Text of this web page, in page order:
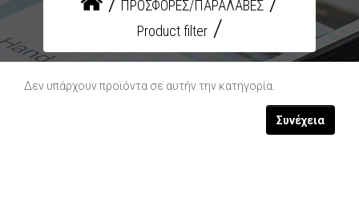
ΠΡΟΣΦΟΡΕΣ/ΠΑΡΑΛΑΒΕΣ
Product filter
Δεν υπάρχουν προϊόντα σε αυτήν την κατηγορία.
Συνέχεια